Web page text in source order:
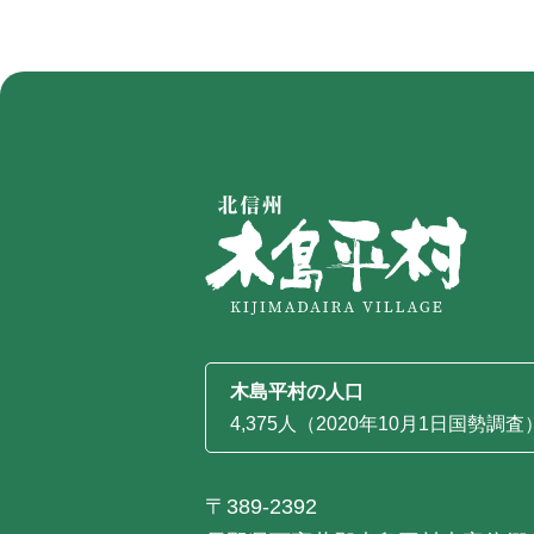
木島平村の人口
4,375人（2020年10月1日国勢調査
〒389-2392